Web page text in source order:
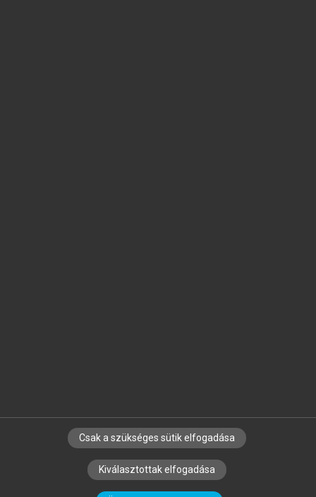
SZERZŐKNEK CÉGEKNEK KÖNYVTÁROSOKNAK
SZERKESZTÉSI ÉS LEKTORÁLÁSI ALAPELVEK
Csak a szükséges sütik elfogadása
Kiválasztottak elfogadása